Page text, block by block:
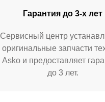
Гарантия до 3-х лет
Сервисный центр
оригинальные запчасти
Asko и предоставляет
до 3 лет.